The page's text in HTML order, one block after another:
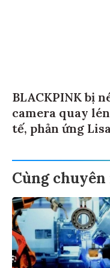
BLACKPINK bị
camera quay
tế, phản ứng
Cùng chuyên